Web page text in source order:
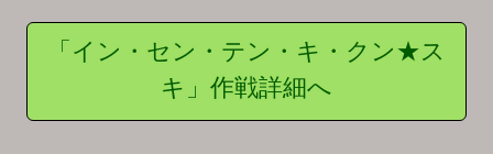
「イン・セン・テン・キ・クン★ス
キ」作戦詳細へ